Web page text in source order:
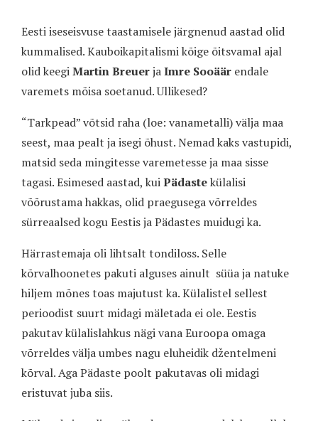
Eesti iseseisvuse taastamisele järgnenud aastad olid
kummalised. Kauboikapitalismi kõige õitsvamal ajal
olid keegiMartin BreuerjaImre Sooäär endale
varemets mõisa soetanud. Ullikesed?
“Tarkpead” võtsid raha (loe: vanametalli) välja maa
seest, maa pealt ja isegi õhust. Nemad kaks vastupidi,
matsid seda mingitesse varemetesse ja maa sisse
tagasi. Esimesed aastad, kuiPädastekülalisi
võõrustama hakkas, olid praegusega võrreldes
sürreaalsed kogu Eestis ja Pädastes muidugi ka.
Härrastemaja oli lihtsalt tondiloss. Selle
kõrvalhoonetes pakuti alguses ainult süüa ja natuke
hiljem mõnes toas majutust ka. Külalistel sellest
perioodist suurt midagi mäletada ei ole. Eestis
pakutav külalislahkus nägi vana Euroopa omaga
võrreldes välja umbes nagu eluheidik džentelmeni
kõrval.Aga Pädaste poolt pakutavas oli midagi
eristuvat juba siis.